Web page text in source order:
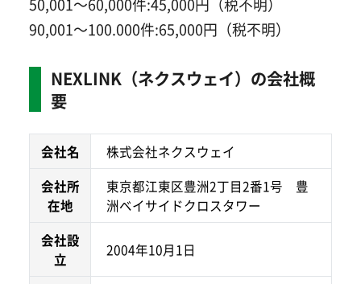
90,001～100.000件:65,000円（税不明）
NEXLINK（ネクスウェイ）の会社概
要
会社名
株式会社ネクスウェイ
会社所
在地
東京都江東区豊洲2丁目2番1号 豊
洲ベイサイドクロスタワー
会社設
立
2004年10月1日